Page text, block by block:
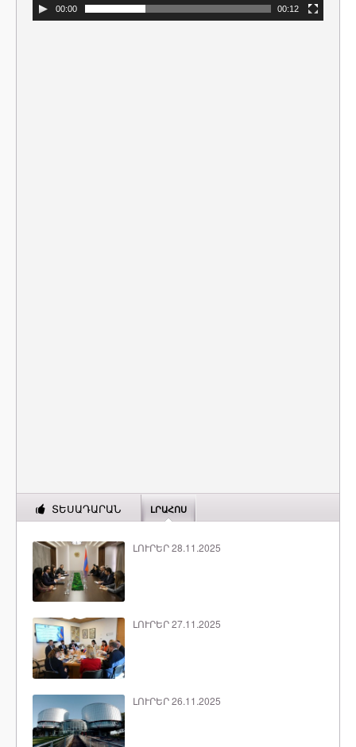
00:00 00:12
ՏԵՍԱԴԱՐԱՆ ԼՐԱՀՈՍ
ԼՈՒՐԵՐ 28.11.2025
ԼՈՒՐԵՐ 27.11.2025
ԼՈՒՐԵՐ 26.11.2025